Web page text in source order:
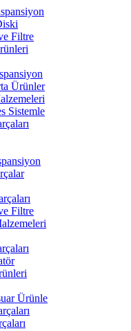
Filtre
Ürünler
Sistemle
Filtre
Ürünle